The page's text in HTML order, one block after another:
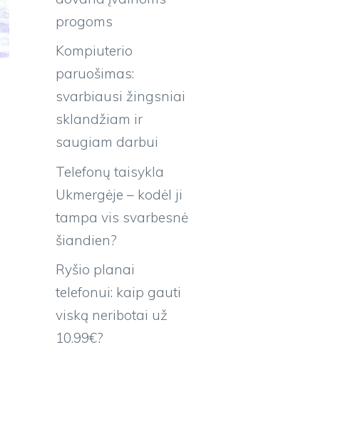
progoms
Kompiuterio
paruošimas:
svarbiausi žingsniai
sklandžiam ir
saugiam darbui
Telefonų taisykla
Ukmergėje – kodėl ji
tampa vis svarbesnė
šiandien?
Ryšio planai
telefonui: kaip gauti
viską neribotai už
10.99€?